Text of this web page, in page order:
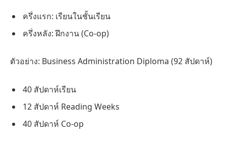
ครึ่งแรก: เรียนในชั้นเรียน
ครึ่งหลัง: ฝึกงาน (Co-op)
ตัวอย่าง: Business Administration Diploma (92 สัปดาห์)
40 สัปดาห์เรียน
12 สัปดาห์ Reading Weeks
40 สัปดาห์ Co-op